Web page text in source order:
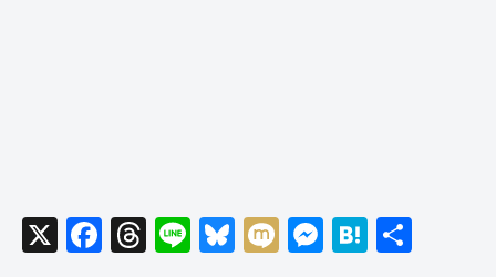
X
F
T
Li
Bl
M
M
H